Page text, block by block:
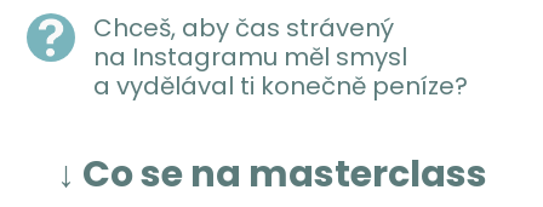
Chceš, aby čas strávený
na Instagramu měl smysl
a vydělával ti konečně peníze?
↓ Co se na masterclass